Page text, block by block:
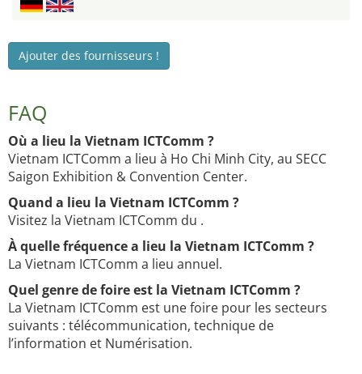
Ajouter des fournisseurs !
FAQ
Où a lieu la Vietnam ICTComm ?
Vietnam ICTComm a lieu à Ho Chi Minh City, au SECC
Saigon Exhibition & Convention Center.
Quand a lieu la Vietnam ICTComm ?
Visitez la Vietnam ICTComm du .
À quelle fréquence a lieu la Vietnam ICTComm ?
La Vietnam ICTComm a lieu annuel.
Quel genre de foire est la Vietnam ICTComm ?
La Vietnam ICTComm est une foire pour les secteurs
suivants : télécommunication, technique de
l’information et Numérisation.